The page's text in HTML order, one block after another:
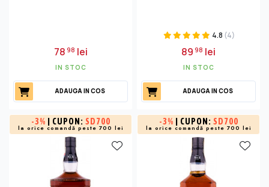
7898 lei
IN STOC
ADAUGA IN COS
4.8 (4)
8998 lei
IN STOC
ADAUGA IN COS
-3% | CUPON: SD700
la orice comandă peste 700 lei
-3% | CUPON: SD700
la orice comandă peste 700 lei